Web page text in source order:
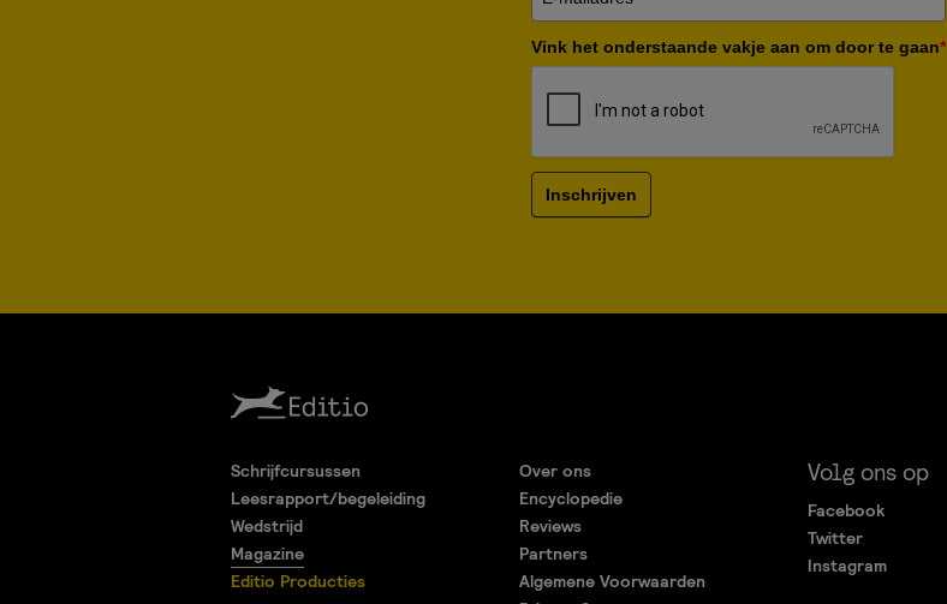
Vink het onderstaande vakje aan om door te gaan*
Inschrijven
Schrijfcursussen
Leesrapport/begeleiding
Wedstrijd
Magazine
Editio Producties
Over ons
Encyclopedie
Reviews
Partners
Algemene Voorwaarden
Volg ons op
Facebook
Twitter
Instagram